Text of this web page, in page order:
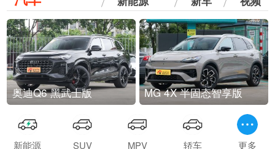
奥迪Q6 黑武士版 MG 4X 半固态智享版
新能源 SUV MPV 轿车 更多